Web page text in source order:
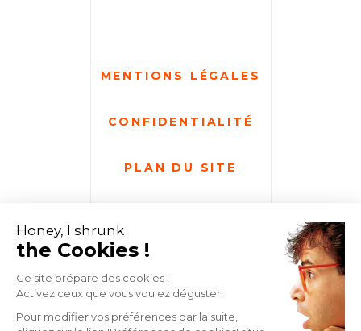
MENTIONS LÉGALES
CONFIDENTIALITÉ
PLAN DU SITE
DATA PROJEKT